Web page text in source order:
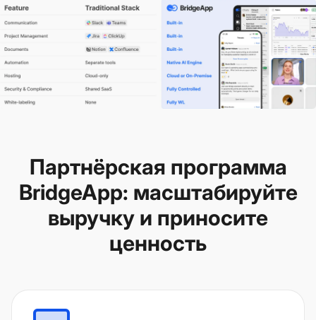
Партнёрская программа
BridgeApp: масштабируйте
выручку и приносите
ценность